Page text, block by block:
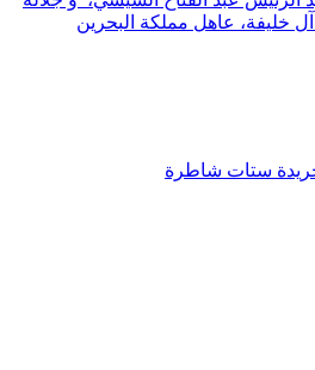
خليفة، عاهل مملكة البحرين